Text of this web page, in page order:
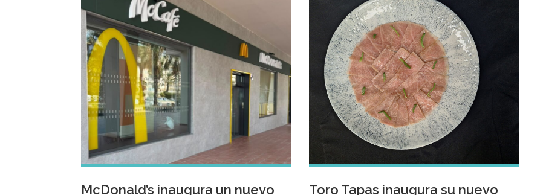
McDonald’s inaugura un nuevo Toro Tapas inaugura su nuevo